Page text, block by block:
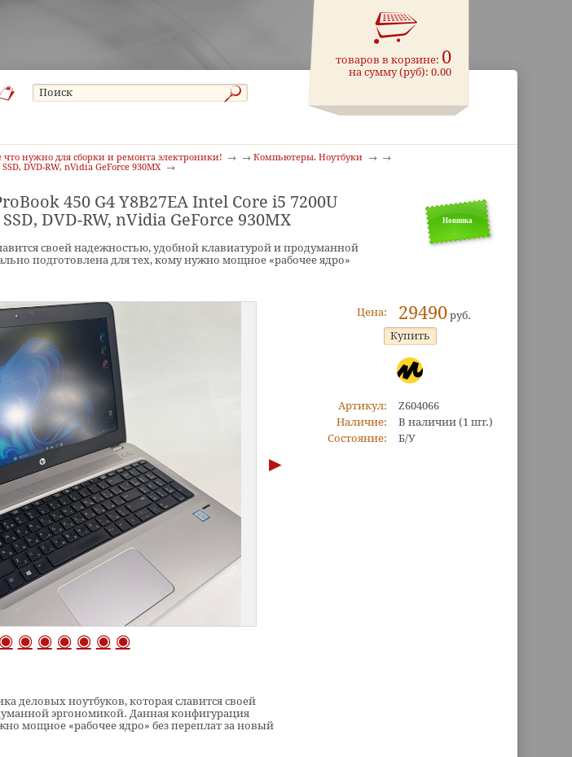
товаров в корзине: 0
на сумму (руб):0.00
что нужно для сборки и ремонта электроники!
Компьютеры. Ноутбуки
DVD-RW, nVidia GeForce 930MX
Новинка
450 G4 Y8B27EA Intel Core i5 7200U
DVD-RW, nVidia GeForce 930MX
своей надежностью, удобной клавиатурой и продуманной
подготовлена для тех, кому нужно мощное «рабочее ядро»
Цена: 29490руб.
Артикул:
Z604066
Наличие:
В наличии (1 шт.)
Состояние:
Б/У
деловых ноутбуков, которая славится своей
эргономикой. Данная конфигурация
мощное «рабочее ядро» без переплат за новый